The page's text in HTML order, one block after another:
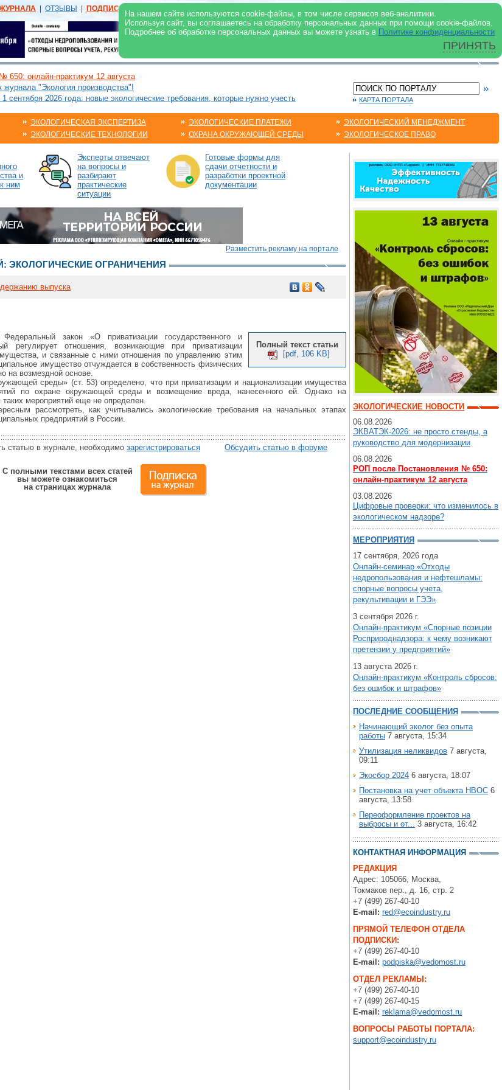
На нашем сайте используются cookie-файлы, в том числе сервисов веб-аналитики.
Используя сайт, вы соглашаетесь на обработку персональных данных при помощи cookie-файлов.
Подробнее об обработке персональных данных вы можете узнать в Политике конфиденциальности
ПРИНЯТЬ
ОТЗЫВЫ ПОДПИСКА | В ЖУРНАЛЕ В ИНТЕРНЕТ
онлайн-практикум 12 августа
"Экология производства"!
2026 года: новые экологические требования, которые нужно учесть КАРТА ПОРТАЛА
ЭКОЛОГИЧЕСКАЯ ЭКСПЕРТИЗА
ЭКОЛОГИЧЕСКИЕ ТЕХНОЛОГИИ
ЭКОЛОГИЧЕСКИЕ ПЛАТЕЖИ
ОХРАНА ОКРУЖАЮЩЕЙ СРЕДЫ
ЭКОЛОГИЧЕСКИЙ МЕНЕДЖМЕНТ
ЭКОЛОГИЧЕСКОЕ ПРАВО
и
ним
Эксперты отвечают
на вопросы и
разбирают
практические
ситуации
Готовые формы для
сдачи отчетности и
разработки проектной
документации
Разместить рекламу на портале
ЭКОЛОГИЧЕСКИЕ ОГРАНИЧЕНИЯ
выпуска
Полный текст статьи
[pdf, 106 KB]
закон «О приватизации государственного и
регулирует отношения, возникающие при приватизации
и связанные с ними отношения по управлению этим
имущество отчуждается в собственность физических
на возмездной основе.
среды» (ст. 53) определено, что при приватизации и национализации имущества
по охране окружающей среды и возмещение вреда, нанесенного ей. Однако на
мероприятий еще не определен.
рассмотреть, как учитывались экологические требования на начальных этапах
предприятий в России.
статью в журнале, необходимо зарегистрироваться Обсудить статью в форуме
С полными текстами всех статей
вы можете ознакомиться
на страницах журнала
ЭКОЛОГИЧЕСКИЕ НОВОСТИ
06.08.2026
ЭКВАТЭК-2026: не просто стенды, а
руководство для модернизации
06.08.2026
РОП после Постановления № 650:
онлайн-практикум 12 августа
03.08.2026
Цифровые проверки: что изменилось в
экологическом надзоре?
МЕРОПРИЯТИЯ
17 сентября, 2026 года
Онлайн-семинар «Отходы
недропользования и нефтешламы:
спорные вопросы учета,
рекультивации и ГЭЭ»
3 сентября 2026 г.
Онлайн-практикум «Спорные позиции
Росприроднадзора: к чему возникают
претензии у предприятий»
13 августа 2026 г.
Онлайн-практикум «Контроль сбросов:
без ошибок и штрафов»
ПОСЛЕДНИЕ СООБЩЕНИЯ
Начинающий эколог без опыта
работы 7 августа, 15:34
Утилизация неликвидов 7 августа,
09:11
Экосбор 2024 6 августа, 18:07
Постановка на учет объекта НВОС 6
августа, 13:58
Переоформление проектов на
выбросы и от... 3 августа, 16:42
КОНТАКТНАЯ ИНФОРМАЦИЯ
РЕДАКЦИЯ
Адрес: 105066, Москва,
Токмаков пер., д. 16, стр. 2
+7 (499) 267-40-10
E-mail: red@ecoindustry.ru
ПРЯМОЙ ТЕЛЕФОН ОТДЕЛА
ПОДПИСКИ:
+7 (499) 267-40-10
E-mail: podpiska@vedomost.ru
ОТДЕЛ РЕКЛАМЫ:
+7 (499) 267-40-10
+7 (499) 267-40-15
E-mail: reklama@vedomost.ru
ВОПРОСЫ РАБОТЫ ПОРТАЛА:
support@ecoindustry.ru